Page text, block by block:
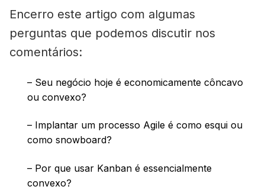
Encerro este artigo com algumas
perguntas que podemos discutir nos
comentários:
– Seu negócio hoje é economicamente côncavo
ou convexo?
– Implantar um processo Agile é como esqui ou
como snowboard?
– Por que usar Kanban é essencialmente
convexo?